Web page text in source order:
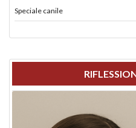
Speciale canile